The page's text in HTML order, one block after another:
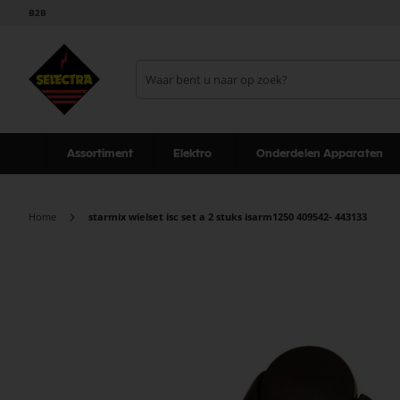
B2B
Assortiment Elektro Onderdelen Apparaten
Home starmix wielset isc set a 2 stuks isarm1250 409542- 443133